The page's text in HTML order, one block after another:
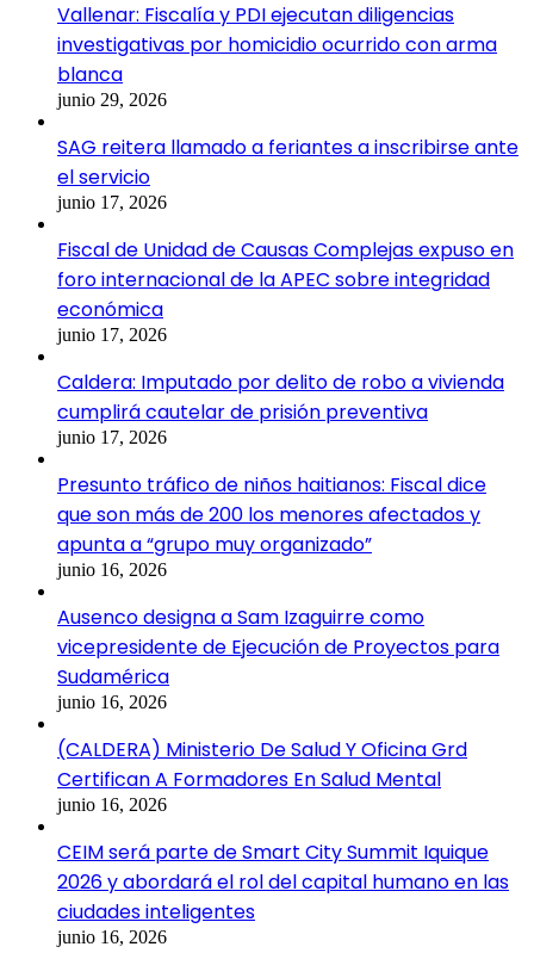
Vallenar: Fiscalía y PDI ejecutan diligencias
investigativas por homicidio ocurrido con arma
blanca
junio 29, 2026
SAG reitera llamado a feriantes a inscribirse ante
el servicio
junio 17, 2026
Fiscal de Unidad de Causas Complejas expuso en
foro internacional de la APEC sobre integridad
económica
junio 17, 2026
Caldera: Imputado por delito de robo a vivienda
cumplirá cautelar de prisión preventiva
junio 17, 2026
Presunto tráfico de niños haitianos: Fiscal dice
que son más de 200 los menores afectados y
apunta a “grupo muy organizado”
junio 16, 2026
Ausenco designa a Sam Izaguirre como
vicepresidente de Ejecución de Proyectos para
Sudamérica
junio 16, 2026
(CALDERA) Ministerio De Salud Y Oficina Grd
Certifican A Formadores En Salud Mental
junio 16, 2026
CEIM será parte de Smart City Summit Iquique
2026 y abordará el rol del capital humano en las
ciudades inteligentes
junio 16, 2026